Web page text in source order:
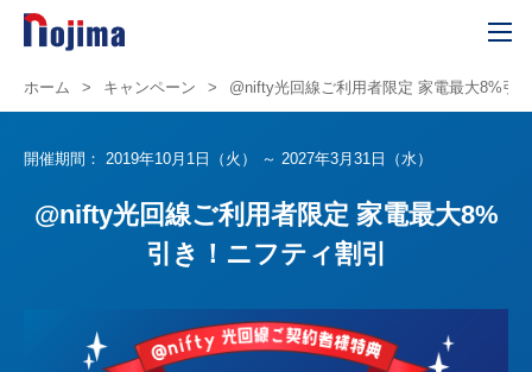
ホーム > キャンペーン > @nifty光回線ご利用者限定 家電最大8%引
開催期間： 2019年10月1日（火） ～ 2027年3月31日（水）
@nifty光回線ご利用者限定 家電最大8%
引き！ニフティ割引